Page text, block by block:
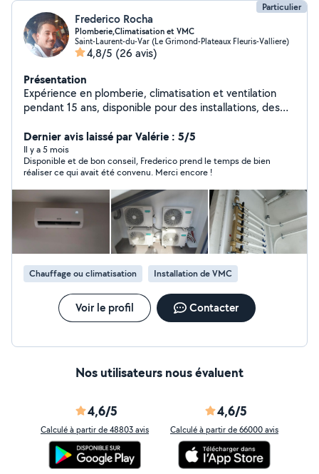
Particulier
Frederico Rocha
Plomberie,Climatisation et VMC
Saint-Laurent-du-Var (Le Grimond-Plateaux Fleuris-Valliere)
4,8/5 (26 avis)
Présentation
Expérience en plomberie, climatisation et ventilation
pendant 15 ans, disponible pour des installations, des
qualité avant tout et une personne sérieuse !
Dernier avis laissé par Valérie : 5/5
Il y a 5 mois
Disponible et de bon conseil, Frederico prend le temps de bien
réaliser ce qui avait été convenu. Merci encore !
Chauffage ou climatisation Installation de VMC
Voir le profil Contacter
Nos utilisateurs nous évaluent
4,6/5
Calculé à partir de 48803 avis
4,6/5
Calculé à partir de 66000 avis